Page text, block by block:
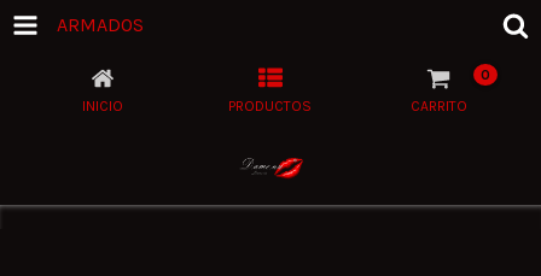
ARMADOS
INICIO PRODUCTOS CARRITO
0